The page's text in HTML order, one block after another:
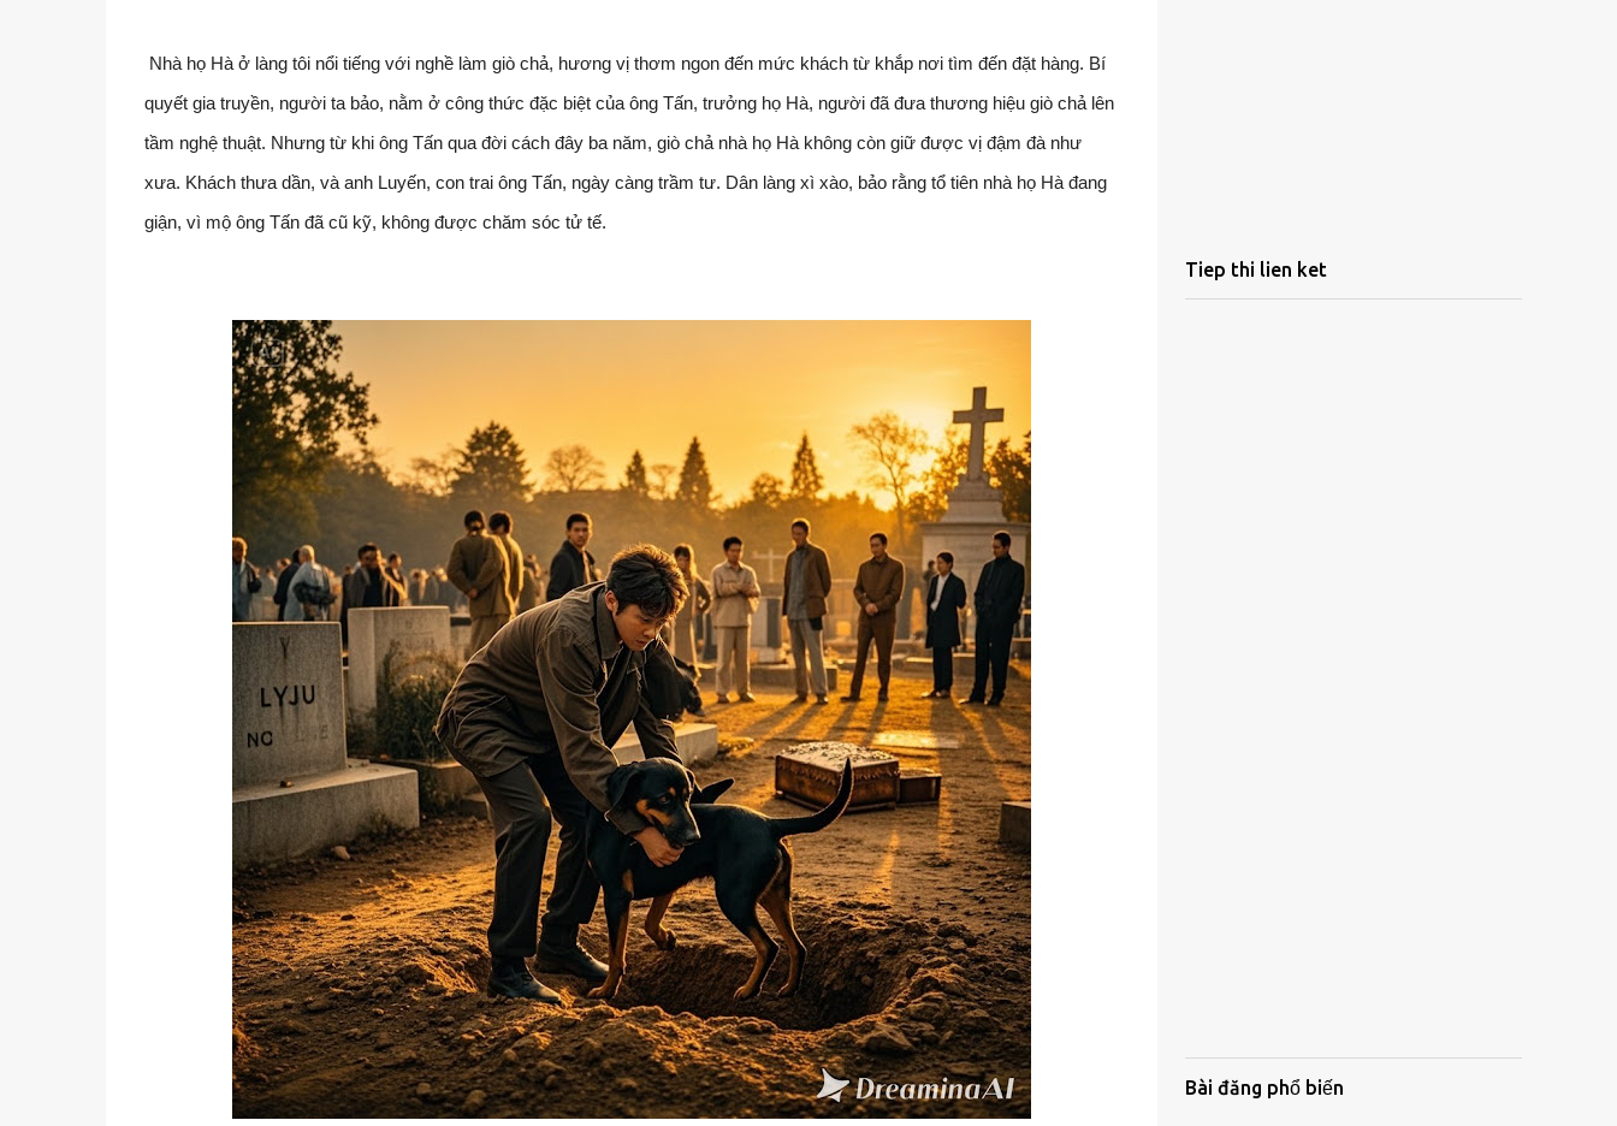
Nhà họ Hà ở làng tôi nổi tiếng với nghề làm giò chả, hương vị thơm ngon đến mức khách từ khắp nơi tìm đến đặt hàng. Bí
quyết gia truyền, người ta bảo, nằm ở công thức đặc biệt của ông Tấn, trưởng họ Hà, người đã đưa thương hiệu giò chả lên
tầm nghệ thuật. Nhưng từ khi ông Tấn qua đời cách đây ba năm, giò chả nhà họ Hà không còn giữ được vị đậm đà như
xưa. Khách thưa dần, và anh Luyến, con trai ông Tấn, ngày càng trầm tư. Dân làng xì xào, bảo rằng tổ tiên nhà họ Hà đang
giận, vì mộ ông Tấn đã cũ kỹ, không được chăm sóc tử tế.
Tiep thi lien ket
Bài đăng phổ biến